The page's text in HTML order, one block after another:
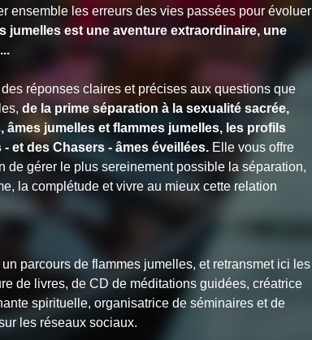
ensemble les erreurs des vies passées pour évoluer
jumelles est une aventure extraordinaire, une
réponses claires et précises aux questions que
de la prime séparation à la sexualité sacrée,
jumelles et flammes jumelles, les profils
et des Chasers - âmes éveillées. Elle vous offre
de gérer le plus sereinement possible la séparation,
la complétude et vivre au mieux cette relation
parcours de flammes jumelles, et retransmet ici les
de livres, de CD de méditations guidées, créatrice
spirituelle, organisatrice de séminaires et de
les réseaux sociaux.